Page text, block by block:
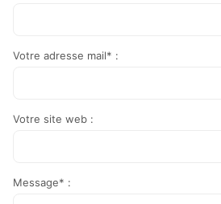
Votre adresse mail* :
Votre site web :
Message* :